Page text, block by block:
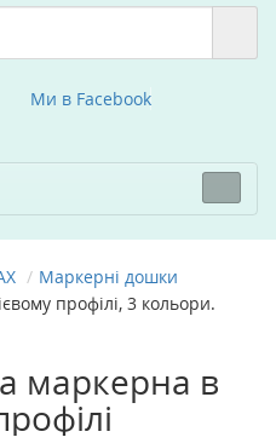
Ми в Facebook
Маркерні дошки
профілі, 3 кольори.
маркерна в